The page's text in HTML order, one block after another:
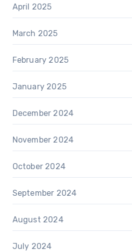
April 2025
March 2025
February 2025
January 2025
December 2024
November 2024
October 2024
September 2024
August 2024
July 2024